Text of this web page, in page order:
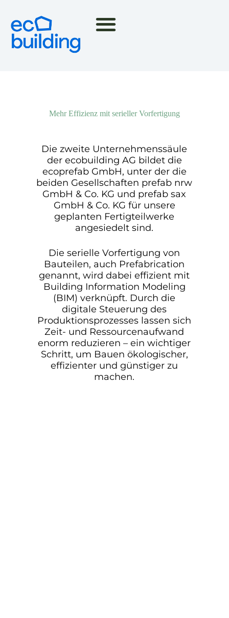
Mehr Effizienz mit serieller Vorfertigung
Die zweite Unternehmenssäule
der ecobuilding AG bildet die
ecoprefab GmbH, unter der die
beiden Gesellschaften prefab nrw
GmbH & Co. KG und prefab sax
GmbH & Co. KG für unsere
geplanten Fertigteilwerke
angesiedelt sind.
Die serielle Vorfertigung von
Bauteilen, auch Prefabrication
genannt, wird dabei effizient mit
Building Information Modeling
(BIM) verknüpft. Durch die
digitale Steuerung des
Produktionsprozesses lassen sich
Zeit- und Ressourcenaufwand
enorm reduzieren – ein wichtiger
Schritt, um Bauen ökologischer,
effizienter und günstiger zu
machen.